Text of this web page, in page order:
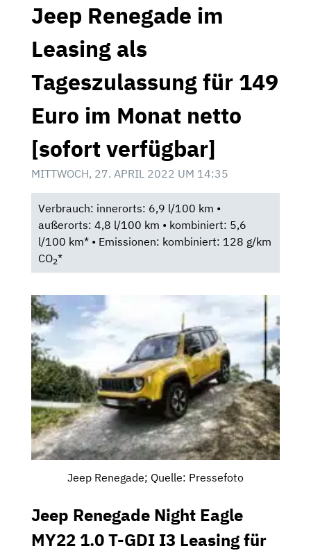
Jeep Renegade im
Leasing als
Tageszulassung für 149
Euro im Monat netto
[sofort verfügbar]
MITTWOCH, 27. APRIL 2022 UM 14:35
Verbrauch: innerorts: 6,9 l/100 km •
außerorts: 4,8 l/100 km • kombiniert: 5,6
l/100 km* • Emissionen: kombiniert: 128 g/km
CO2*
Jeep Renegade; Quelle: Pressefoto
Jeep Renegade Night Eagle
MY22 1.0 T-GDI I3 Leasing für